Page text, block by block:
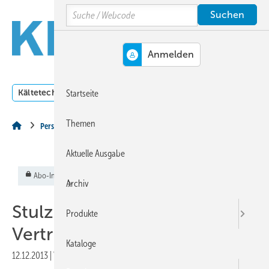
Hauptinhalt
Hauptmenü
SiteSearch
Kältetechnik Klimatechnik
Personalien
Abo-Inhalt
Stulz ➔ Weitere
Vertriebsmitarbeiter
12.12.2013 Veröffentlicht in
Search
Startseite
Themen
Aktuelle Ausgabe
Archiv
Produkte
Kataloge